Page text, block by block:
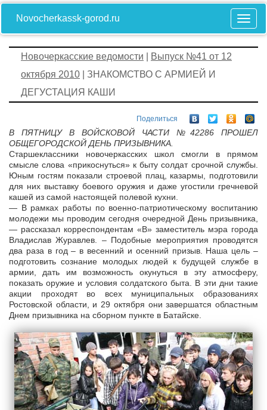
Novocherkassk-gorod.ru
Новочеркасские ведомости
Выпуск №41 от 12
октября 2010 | ЗНАКОМСТВО С АРМИЕЙ И
ДЕГУСТАЦИЯ КАШИ
Поделиться
В ПЯТНИЦУ В ВОЙСКОВОЙ ЧАСТИ №42286 ПРОШЕЛ
ОБЩЕГОРОДСКОЙ ДЕНЬ ПРИЗЫВНИКА.
Старшеклассники новочеркасских школ смогли в прямом
смысле слова «прикоснуться» к быту солдат срочной службы.
Юным гостям показали строевой плац, казармы, подготовили
для них выставку боевого оружия и даже угостили гречневой
кашей из самой настоящей полевой кухни.
— В рамках работы по военно-патриотическому воспитанию
молодежи мы проводим сегодня очередной День призывника,
— рассказал корреспондентам «В» заместитель мэра города
Владислав Журавлев. – Подобные мероприятия проводятся
два раза в год – в весенний и осенний призыв. Наша цель –
подготовить сознание молодых людей к будущей службе в
армии, дать им возможность окунуться в эту атмосферу,
показать оружие и условия солдатского быта. В эти дни такие
акции проходят во всех муниципальных образованиях
Ростовской области, и 29 октября они завершатся областным
Днем призывника на сборном пункте в Батайске.